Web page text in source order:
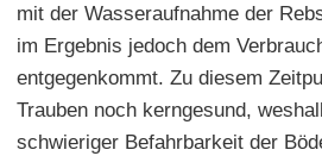
mit der Wasseraufnahme der
im Ergebnis jedoch dem
entgegenkommt. Zu diesem
Trauben noch kerngesund,
schwieriger Befahrbarkeit der